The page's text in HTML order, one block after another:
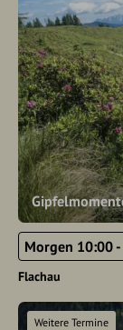
Morgen 10:00
Flachau
Weitere Termine